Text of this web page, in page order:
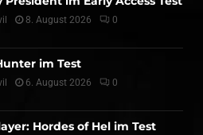
8. August 2026 0
im Test
6. August 2026 0
Hordes of Hel im Test